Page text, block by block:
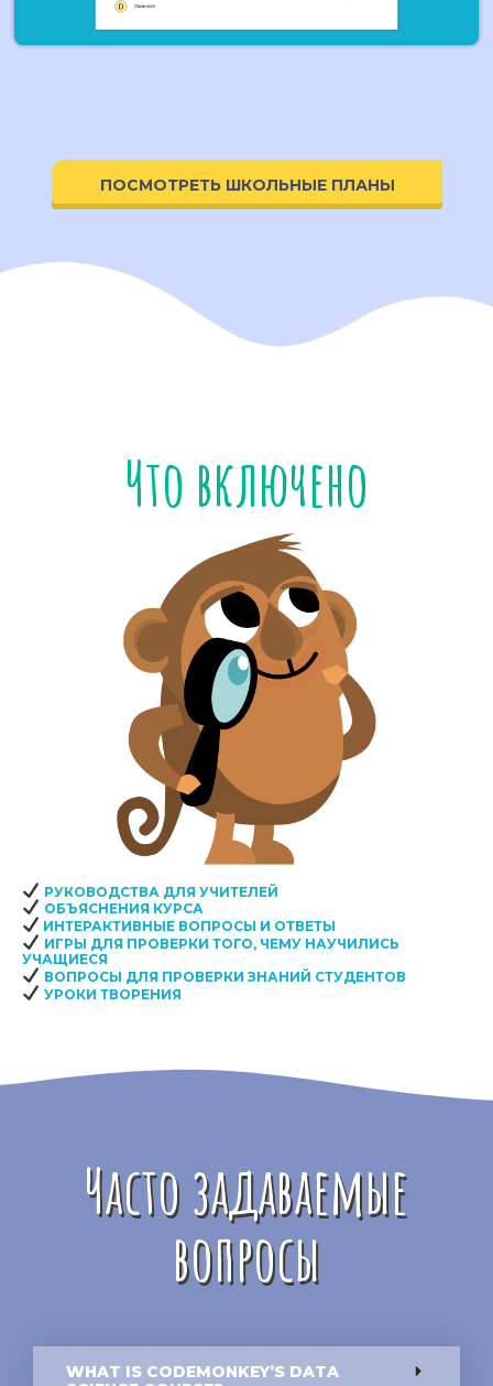
ПОСМОТРЕТЬ ШКОЛЬНЫЕ ПЛАНЫ
Что включено
РУКОВОДСТВА ДЛЯ УЧИТЕЛЕЙ
ОБЪЯСНЕНИЯ КУРСА
ИНТЕРАКТИВНЫЕ ВОПРОСЫ И ОТВЕТЫ
ИГРЫ ДЛЯ ПРОВЕРКИ ТОГО, ЧЕМУ НАУЧИЛИСЬ
УЧАЩИЕСЯ
ВОПРОСЫ ДЛЯ ПРОВЕРКИ ЗНАНИЙ СТУДЕНТОВ
УРОКИ ТВОРЕНИЯ
Часто задаваемые
вопросы
WHAT IS CODEMONKEY’S DATA